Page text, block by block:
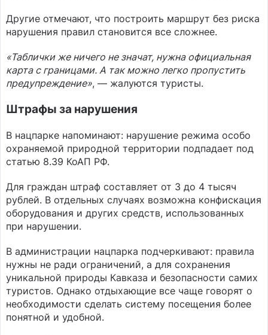
Другие отмечают, что построить маршрут без риска
нарушения правил становится все сложнее.
«Таблички же ничего не значат, нужна официальная
карта с границами. А так можно легко пропустить
предупреждение», — жалуются туристы.
Штрафы за нарушения
В нацпарке напоминают: нарушение режима особо
охраняемой природной территории подпадает под
статью 8.39 КоАП РФ.
Для граждан штраф составляет от 3 до 4 тысяч
рублей. В отдельных случаях возможна конфискация
оборудования и других средств, использованных
при нарушении.
В администрации нацпарка подчеркивают: правила
нужны не ради ограничений, а для сохранения
уникальной природы Кавказа и безопасности самих
туристов. Однако отдыхающие все чаще говорят о
необходимости сделать систему посещения более
понятной и удобной.